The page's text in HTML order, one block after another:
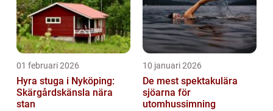
01 februari 2026
Hyra stuga i Nyköping:
Skärgårdskänsla nära
stan
10 januari 2026
De mest spektakulära
sjöarna för
utomhussimning